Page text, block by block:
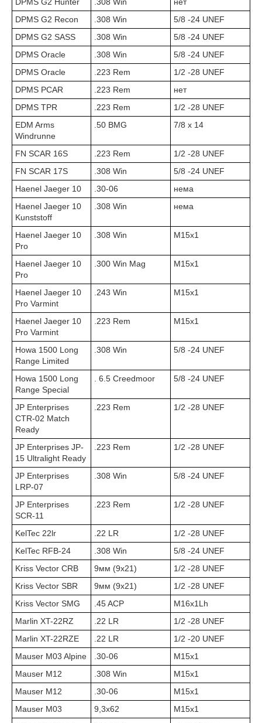
DPMS G2 Recon
.308 Win
5/8 -24 UNEF
DPMS G2 SASS
.308 Win
5/8 -24 UNEF
DPMS Oracle
.308 Win
5/8 -24 UNEF
DPMS Oracle
.223 Rem
1/2 -28 UNEF
DPMS PCAR
.223 Rem
нет
DPMS TPR
.223 Rem
1/2 -28 UNEF
EDM Arms
Windrunne
.50 BMG 7/8 x 14
FN SCAR 16S .223 Rem
1/2 -28 UNEF
FN SCAR 17S
.308 Win
5/8 -24 UNEF
Haenel Jaeger 10
.30-06
нема
Haenel Jaeger 10
Kunststoff
.308 Win нема
Haenel Jaeger 10
Pro
.308 Win М15х1
Haenel Jaeger 10
Pro
.300 Win Mag M15x1
Haenel Jaeger 10
Pro Varmint
.243 Win M15x1
Haenel Jaeger 10
Pro Varmint
.223 Rem M15x1
Howa 1500 Long
Range Limited
.308 Win 5/8 -24 UNEF
Howa 1500 Long
Range Special
. 6.5 Creedmoor 5/8 -24 UNEF
JP Enterprises
CTR-02 Match
Ready
.223 Rem 1/2 -28 UNEF
JP Enterprises JP-
15 Ultralight Ready
.223 Rem 1/2 -28 UNEF
JP Enterprises
LRP-07
.308 Win 5/8 -24 UNEF
JP Enterprises
SCR-11
.223 Rem 1/2 -28 UNEF
KelTec 22lr .22 LR
1/2 -28 UNEF
KelTec RFB-24
.308 Win
5/8 -24 UNEF
Kriss Vector CRB
9мм (9х21)
1/2 -28 UNEF
Kriss Vector SBR
9мм (9х21)
1/2 -28 UNEF
Kriss Vector SMG
.45 ACP
M16x1Lh
Marlin XT-22RZ
.22 LR
1/2 -28 UNEF
Marlin XT-22RZE
.22 LR
1/2 -20 UNEF
Mauser M03 Alpine
.30-06
M15x1
Mauser M12
.308 Win
М15х1
Mauser M12
.30-06
M15x1
Mauser М03
9,3х62
М15х1